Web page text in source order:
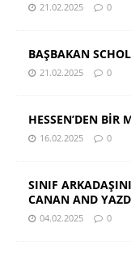
21.02.2025 0
BAŞBAKAN
21.02.2025 0
HESSEN’DEN BİR
16.02.2025 0
SINIF
CANAN AND
04.02.2025 0